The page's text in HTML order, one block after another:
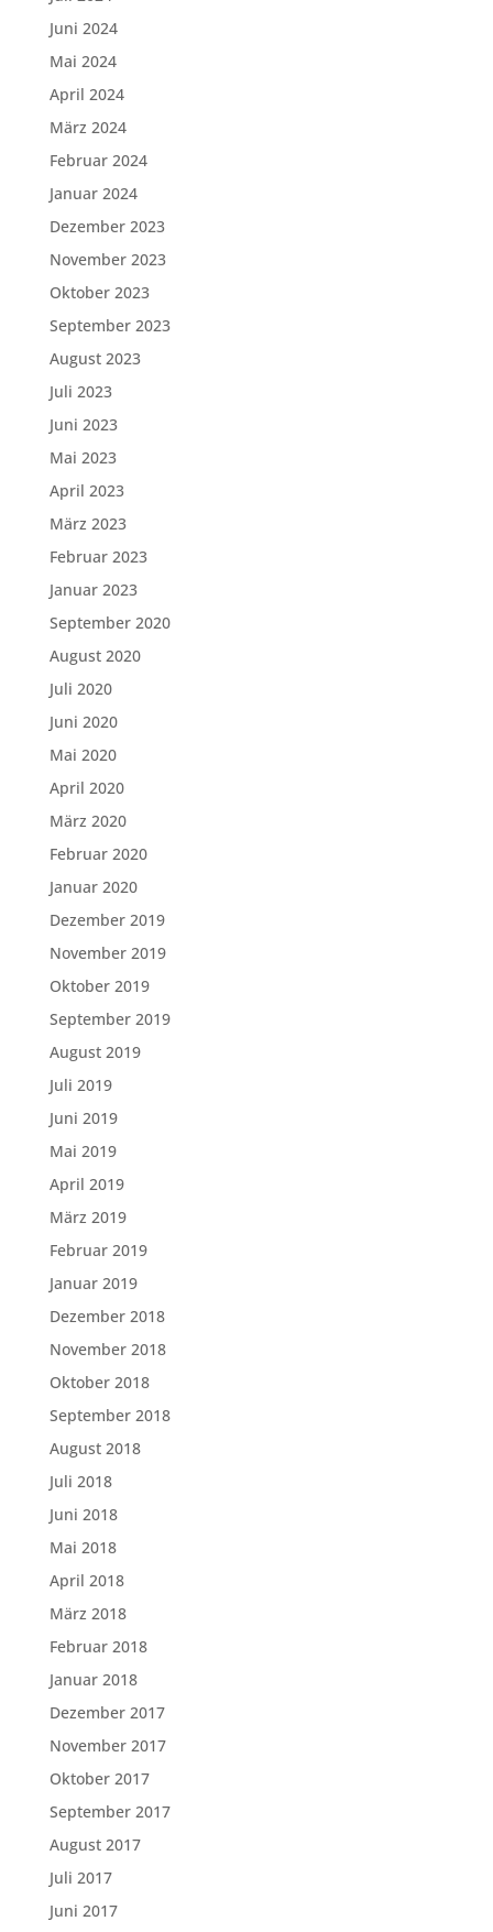
Juni 2024
Mai 2024
April 2024
März 2024
Februar 2024
Januar 2024
Dezember 2023
November 2023
Oktober 2023
September 2023
August 2023
Juli 2023
Juni 2023
Mai 2023
April 2023
März 2023
Februar 2023
Januar 2023
September 2020
August 2020
Juli 2020
Juni 2020
Mai 2020
April 2020
März 2020
Februar 2020
Januar 2020
Dezember 2019
November 2019
Oktober 2019
September 2019
August 2019
Juli 2019
Juni 2019
Mai 2019
April 2019
März 2019
Februar 2019
Januar 2019
Dezember 2018
November 2018
Oktober 2018
September 2018
August 2018
Juli 2018
Juni 2018
Mai 2018
April 2018
März 2018
Februar 2018
Januar 2018
Dezember 2017
November 2017
Oktober 2017
September 2017
August 2017
Juli 2017
Juni 2017